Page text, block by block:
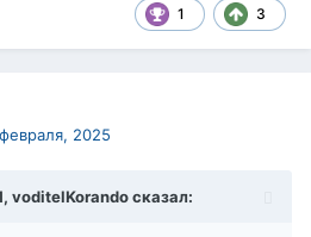
1 3
2025
voditelKorandoсказал: